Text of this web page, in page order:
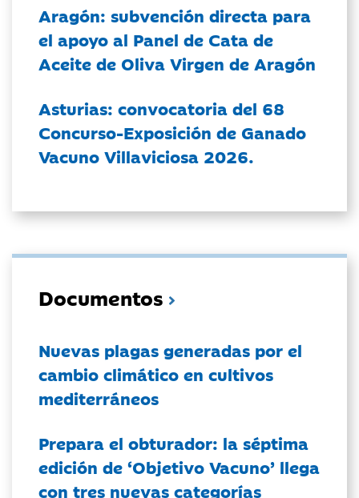
Aragón: subvención directa para
el apoyo al Panel de Cata de
Aceite de Oliva Virgen de Aragón
Asturias: convocatoria del 68
Concurso-Exposición de Ganado
Vacuno Villaviciosa 2026.
Documentos
Nuevas plagas generadas por el
cambio climático en cultivos
mediterráneos
Prepara el obturador: la séptima
edición de ‘Objetivo Vacuno’ llega
con tres nuevas categorías